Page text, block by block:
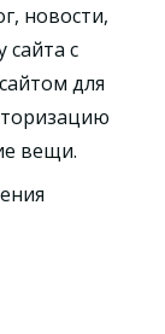
новости,
сайта с
для
вещи.